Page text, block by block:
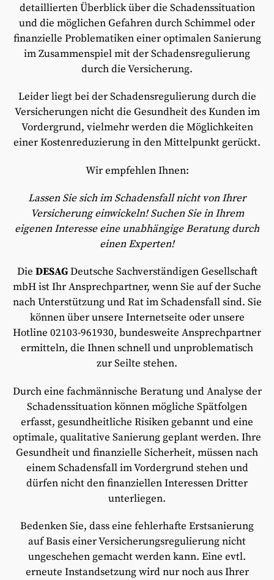
detaillierten Überblick über die Schadenssituation
und die möglichen Gefahren durch Schimmel oder
finanzielle Problematiken einer optimalen Sanierung
im Zusammenspiel mit der Schadensregulierung
durch die Versicherung.
Leider liegt bei der Schadensregulierung durch die
Versicherungen nicht die Gesundheit des Kunden im
Vordergrund, vielmehr werden die Möglichkeiten
einer Kostenreduzierung in den Mittelpunkt gerückt.
Wir empfehlen Ihnen:
Lassen Sie sich im Schadensfall nicht von Ihrer
Versicherung einwickeln! Suchen Sie in Ihrem
eigenen Interesse eine unabhängige Beratung durch
einen Experten!
Die DESAGDeutsche Sachverständigen Gesellschaft
mbH ist Ihr Ansprechpartner, wenn Sie auf der Suche
nach Unterstützung und Rat im Schadensfall sind. Sie
können über unsere Internetseite oder unsere
Hotline 02103-961930, bundesweite Ansprechpartner
ermitteln, die Ihnen schnell und unproblematisch
zur Seilte stehen.
Durch eine fachmännische Beratung und Analyse der
Schadenssituation können mögliche Spätfolgen
erfasst, gesundheitliche Risiken gebannt und eine
optimale, qualitative Sanierung geplant werden. Ihre
Gesundheit und finanzielle Sicherheit, müssen nach
einem Schadensfall im Vordergrund stehen und
dürfen nicht den finanziellen Interessen Dritter
unterliegen.
Bedenken Sie, dass eine fehlerhafte Erstsanierung
auf Basis einer Versicherungsregulierung nicht
ungeschehen gemacht werden kann. Eine evtl.
erneute Instandsetzung wird nur noch aus Ihrer